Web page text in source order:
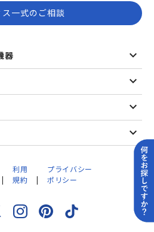
一式のご相談
器
利用
規約
プライバシー
ポリシー